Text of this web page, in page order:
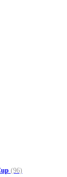
(96)